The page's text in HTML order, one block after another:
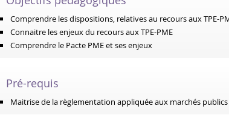
Comprendre les dispositions, relatives au recours aux TPE-
Connaitre les enjeux du recours aux TPE-PME
Comprendre le Pacte PME et ses enjeux
Pré-requis
Maitrise de la règlementation appliquée aux marchés